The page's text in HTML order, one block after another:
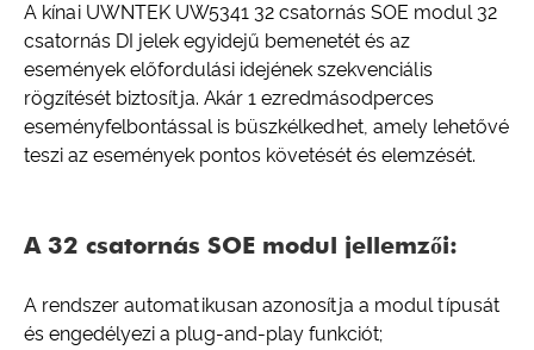
A kínai UWNTEK UW5341 32 csatornás SOE modul 32
csatornás DI jelek egyidejű bemenetét és az
események előfordulási idejének szekvenciális
rögzítését biztosítja. Akár 1 ezredmásodperces
eseményfelbontással is büszkélkedhet, amely lehetővé
teszi az események pontos követését és elemzését.
A 32 csatornás SOE modul jellemzői:
A rendszer automatikusan azonosítja a modul típusát
és engedélyezi a plug-and-play funkciót;